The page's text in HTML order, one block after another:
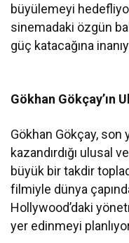
büyülemeyi
sinemadaki özgün
güç katacağına
Gökhan Gökçay’ın
Gökhan Gökçay, son
kazandırdığı ulusal
büyük bir takdir
filmiyle dünya
Hollywood’daki
yer edinmeyi